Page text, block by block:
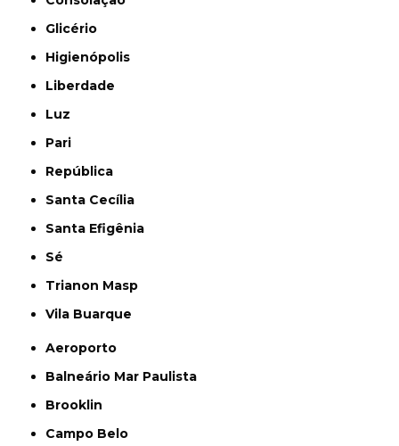
Glicério
Higienópolis
Liberdade
Luz
Pari
República
Santa Cecília
Santa Efigênia
Sé
Trianon Masp
Vila Buarque
Aeroporto
Balneário Mar Paulista
Brooklin
Campo Belo